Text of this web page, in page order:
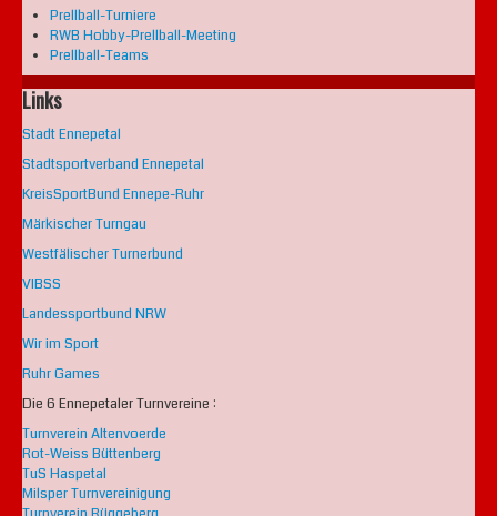
Prellball-Turniere
RWB Hobby-Prellball-Meeting
Prellball-Teams
Links
Stadt Ennepetal
Stadtsportverband Ennepetal
KreisSportBund Ennepe-Ruhr
Märkischer Turngau
Westfälischer Turnerbund
VIBSS
Landessportbund NRW
Wir im Sport
Ruhr Games
Die 6 Ennepetaler Turnvereine :
Turnverein Altenvoerde
Rot-Weiss Büttenberg
TuS Haspetal
Milsper Turnvereinigung